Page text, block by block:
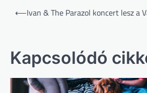
Bejegyzés
⟵Ivan & The Parazol koncert lesz a
Kapcsolódó